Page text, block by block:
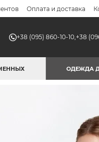
Оплата и доставка
+38 (095) 860-10-10,+38
ОДЕЖДА